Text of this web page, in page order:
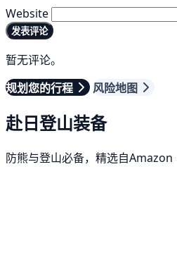
Website
发表评论
暂无评论。
规划您的行程
风险地图
赴日登山装备
防熊与登山必备，精选自Amazon